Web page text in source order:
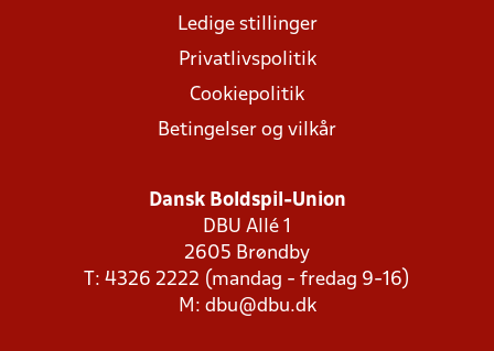
Ledige stillinger
Privatlivspolitik
Cookiepolitik
Betingelser og vilkår
Dansk Boldspil-Union
DBU Allé 1
2605 Brøndby
T: 4326 2222 (mandag - fredag 9-16)
M: dbu@dbu.dk